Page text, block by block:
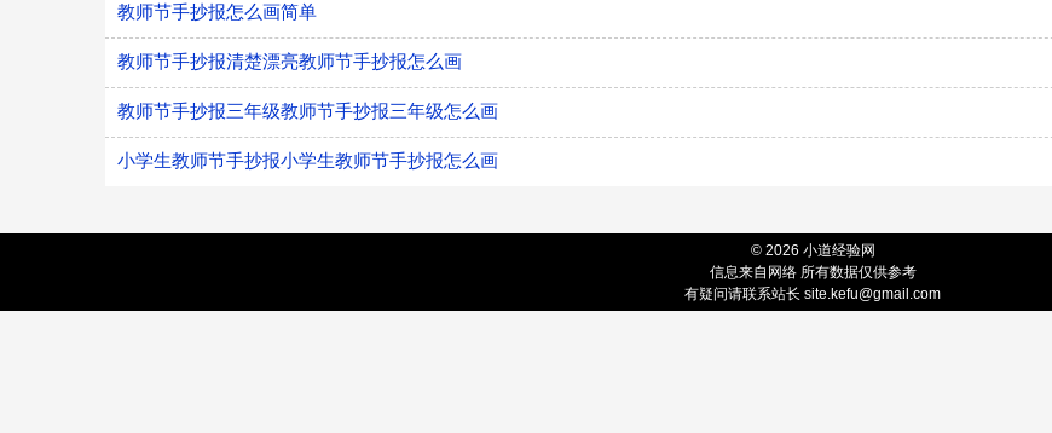
教师节手抄报怎么画简单
教师节手抄报清楚漂亮教师节手抄报怎么画
教师节手抄报三年级教师节手抄报三年级怎么画
小学生教师节手抄报小学生教师节手抄报怎么画
© 2026 小道经验网
信息来自网络 所有数据仅供参考
有疑问请联系站长 site.kefu@gmail.com